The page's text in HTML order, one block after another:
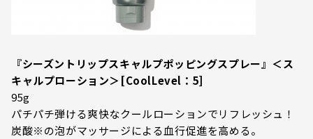
『シーズントリップスキャルプポッピングスプレー』＜ス
キャルプローション＞[CoolLevel：5]
95g
パチパチ弾ける爽快なクールローションでリフレッシュ！
炭酸※の泡がマッサージによる血行促進を高める。